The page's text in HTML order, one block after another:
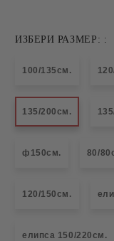
ИЗБЕРИ РАЗМЕР: :
100/135см.
135/200см.
ф150см. 80/
120/150см.
елипса 150/220см.